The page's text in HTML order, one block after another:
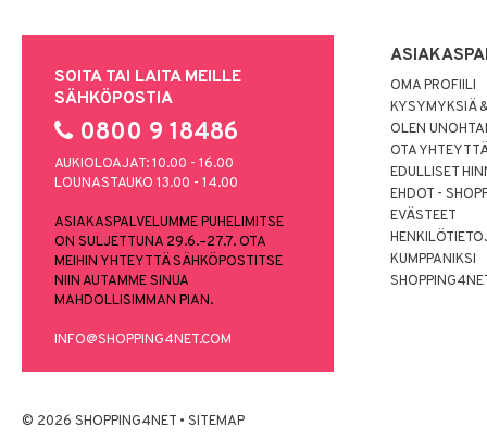
SOITA TAI LAITA MEILLE
SÄHKÖPOSTIA
0800 9 18486
AUKIOLOAJAT: 10.00 - 16.00
LOUNASTAUKO 13.00 - 14.00
ASIAKASPALVELUMME PUHELIMITSE
ON SULJETTUNA 29.6.–27.7. OTA
MEIHIN YHTEYTTÄ SÄHKÖPOSTITSE
NIIN AUTAMME SINUA
MAHDOLLISIMMAN PIAN.
INFO@SHOPPING4NET.COM
OMA PROFIILI
KYSYMYKSIÄ
OLEN
OTA
EDULLISET
EHDOT -
EVÄSTEET
KUMPPANIKSI
© 2026 SHOPPING4NET • SITEMAP